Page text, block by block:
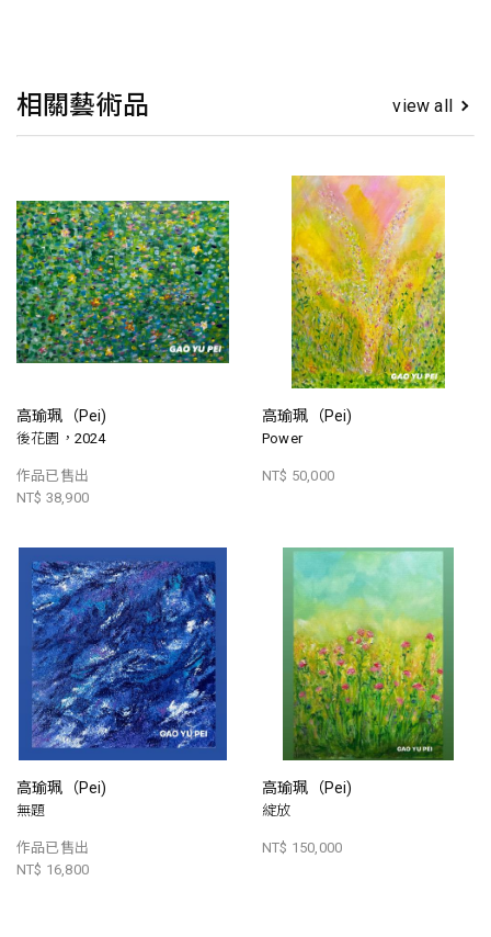
相關藝術品 view all
高瑜珮（Pei)
後花園，2024
作品已售出
NT$ 38,900
高瑜珮（Pei)
Power
NT$ 50,000
高瑜珮（Pei)
無題
作品已售出
NT$ 16,800
高瑜珮（Pei)
綻放
NT$ 150,000